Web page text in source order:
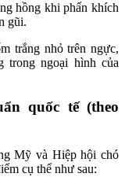
hồng khi phấn khích
gũi.
trắng nhỏ trên ngực,
trong ngoại hình của
quốc tế (theo
Mỹ và Hiệp hội chó
cụ thể như sau: